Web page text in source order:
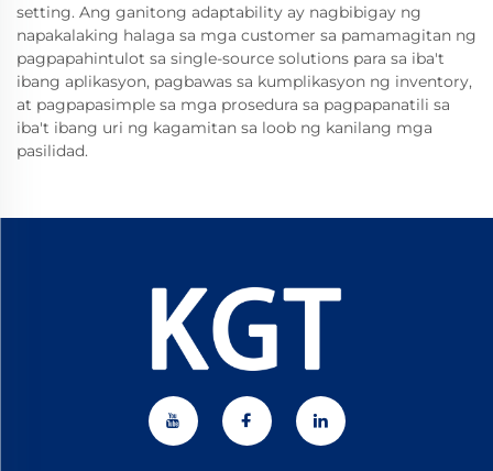
setting. Ang ganitong adaptability ay nagbibigay ng
napakalaking halaga sa mga customer sa pamamagitan ng
pagpapahintulot sa single-source solutions para sa iba't
ibang aplikasyon, pagbawas sa kumplikasyon ng inventory,
at pagpapasimple sa mga prosedura sa pagpapanatili sa
iba't ibang uri ng kagamitan sa loob ng kanilang mga
pasilidad.